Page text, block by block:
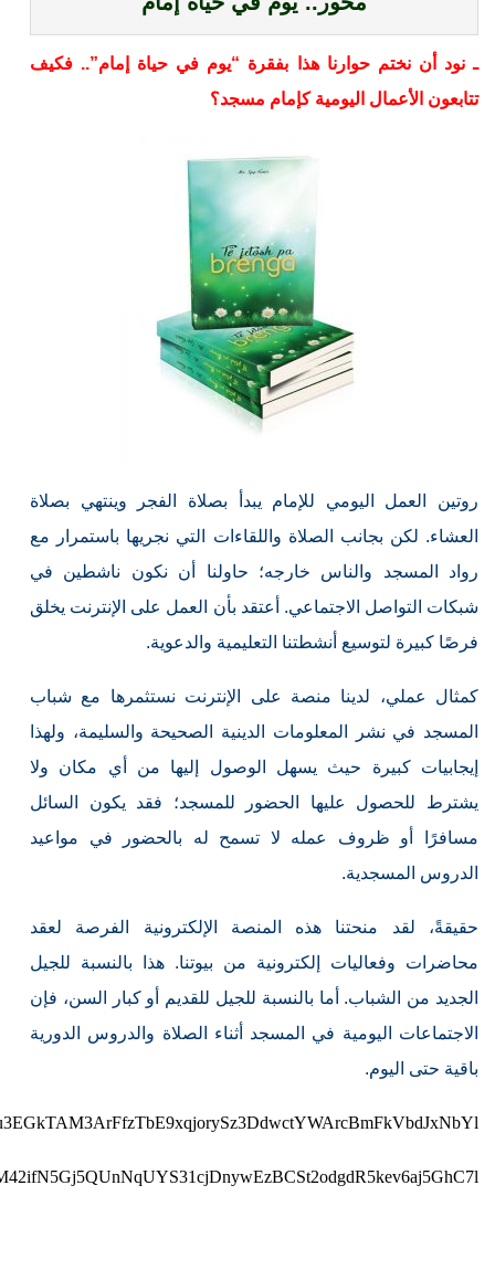
ـ نود أن نختم حوارنا هذا بفقرة “يوم في حياة إمام”.. فكيف
تتابعون الأعمال اليومية كإمام مسجد؟
روتين العمل اليومي للإمام يبدأ بصلاة الفجر وينتهي بصلاة
العشاء. لكن بجانب الصلاة واللقاءات التي نجريها باستمرار مع
رواد المسجد والناس خارجه؛ حاولنا أن نكون ناشطين في
شبكات التواصل الاجتماعي. أعتقد بأن العمل على الإنترنت يخلق
فرصًا كبيرة لتوسيع أنشطتنا التعليمية والدعوية.
كمثال عملي، لدينا منصة على الإنترنت نستثمرها مع شباب
المسجد في نشر المعلومات الدينية الصحيحة والسليمة، ولهذا
إيجابيات كبيرة حيث يسهل الوصول إليها من أي مكان ولا
يشترط للحصول عليها الحضور للمسجد؛ فقد يكون السائل
مسافرًا أو ظروف عمله لا تسمح له بالحضور في مواعيد
الدروس المسجدية.
حقيقةً، لقد منحتنا هذه المنصة الإلكترونية الفرصة لعقد
محاضرات وفعاليات إلكترونية من بيوتنا. هذا بالنسبة للجيل
الجديد من الشباب. أما بالنسبة للجيل للقديم أو كبار السن، فإن
الاجتماعات اليومية في المسجد أثناء الصلاة والدروس الدورية
باقية حتى اليوم.